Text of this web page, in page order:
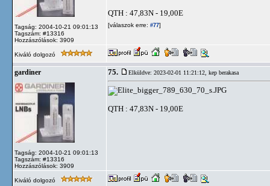
Tagság: 2004-10-21 09:01:13
Tagszám: #13316
Hozzászólások: 3909
QTH : 47,83N - 19,00E
[válaszok erre: #77]
Kiváló dolgozó
gardiner
Tagság: 2004-10-21 09:01:13
Tagszám: #13316
Hozzászólások: 3909
75. Elküldve: 2023-02-01 11:21:12, kep berakasa
QTH : 47,83N - 19,00E
Kiváló dolgozó